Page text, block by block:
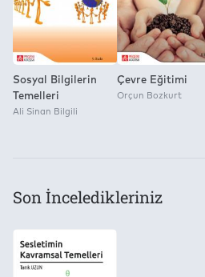
Sosyal Bilgilerin
Temelleri
Ali Sinan Bilgili
Çevre Eğitimi
Orçun Bozkurt
Son İnceledikleriniz